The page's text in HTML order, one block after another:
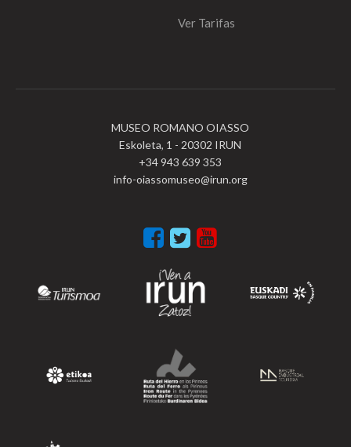
Ver Tarifas
MUSEO ROMANO OIASSO
Eskoleta, 1 - 20302 IRUN
+34 943 639 353
info-oiassomuseo@irun.org